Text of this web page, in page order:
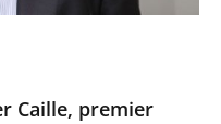
Caille, premier